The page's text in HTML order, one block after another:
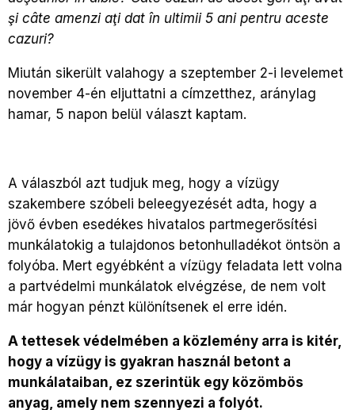
şi câte amenzi aţi dat în ultimii 5 ani pentru aceste
cazuri?
Miután sikerült valahogy a szeptember 2-i levelemet
november 4-én eljuttatni a címzetthez, aránylag
hamar, 5 napon belül választ kaptam.
A válaszból azt tudjuk meg, hogy a vízügy
szakembere szóbeli beleegyezését adta, hogy a
jövő évben esedékes hivatalos partmegerősítési
munkálatokig a tulajdonos betonhulladékot öntsön a
folyóba. Mert egyébként a vízügy feladata lett volna
a partvédelmi munkálatok elvégzése, de nem volt
már hogyan pénzt különítsenek el erre idén.
A tettesek védelmében a közlemény arra is kitér,
hogy a vízügy is gyakran használ betont a
munkálataiban, ez szerintük egy közömbös
anyag, amely nem szennyezi a folyót.